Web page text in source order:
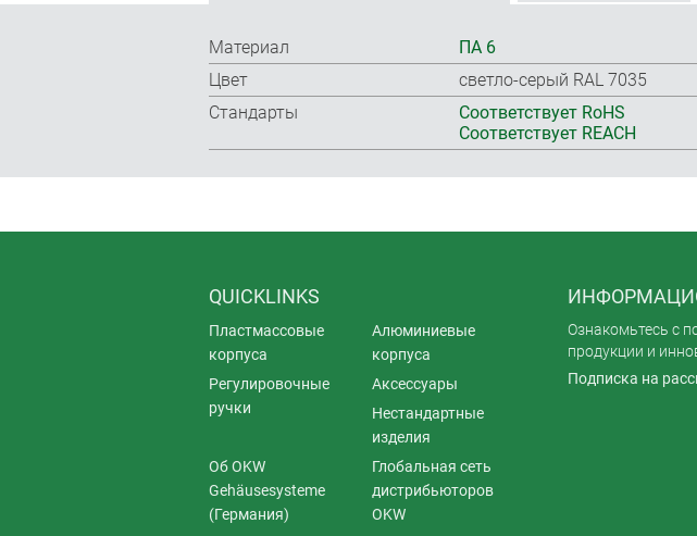
Материал
ПА 6
Цвет
светло-серый RAL 7035
Стандарты
Соответствует RoHS
Соответствует REACH
QUICKLINKS
Пластмассовые
корпуса
Алюминиевые
корпуса
Регулировочные
ручки
Аксессуары
Нестандартные
изделия
Об OKW
Gehäusesysteme
(Германия)
Глобальная сеть
дистрибьюторов
OKW
Ознакомьтесь с
продукции и
Подписка на